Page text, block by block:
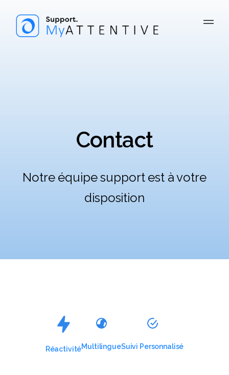
Contact
Notre équipe support est à votre
disposition
RéactivitéMultilingueSuivi Personnalisé